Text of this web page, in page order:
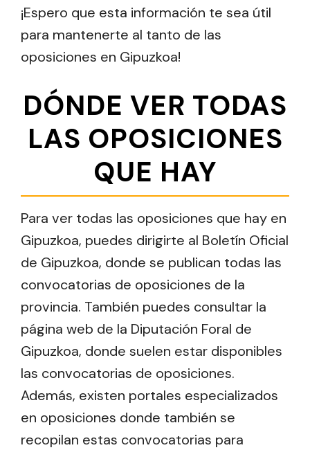
¡Espero que esta información te sea útil
para mantenerte al tanto de las
oposiciones en Gipuzkoa!
DÓNDE VER TODAS
LAS OPOSICIONES
QUE HAY
Para ver todas las oposiciones que hay en
Gipuzkoa, puedes dirigirte al Boletín Oficial
de Gipuzkoa, donde se publican todas las
convocatorias de oposiciones de la
provincia. También puedes consultar la
página web de la Diputación Foral de
Gipuzkoa, donde suelen estar disponibles
las convocatorias de oposiciones.
Además, existen portales especializados
en oposiciones donde también se
recopilan estas convocatorias para